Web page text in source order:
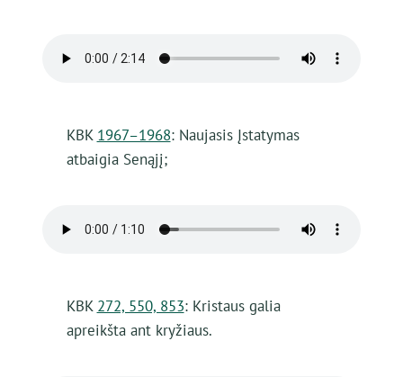
KBK 1967–1968: Naujasis Įstatymas
atbaigia Senąjį;
KBK 272, 550, 853: Kristaus galia
apreikšta ant kryžiaus.